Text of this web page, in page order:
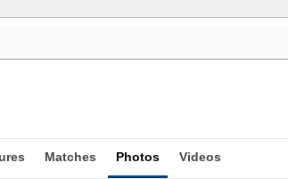
Matches Photos Videos